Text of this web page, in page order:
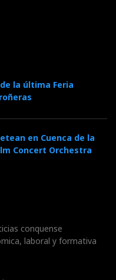
la última Feria
en Cuenca de la
Concert Orchestra
conquense
laboral y formativa